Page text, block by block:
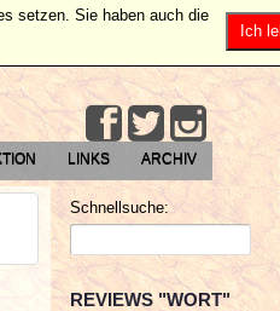
LINKS ARCHIV
Schnellsuche:
REVIEWS "WORT"
Ich
setzen. Sie haben auch die